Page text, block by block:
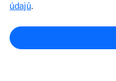
údajů.